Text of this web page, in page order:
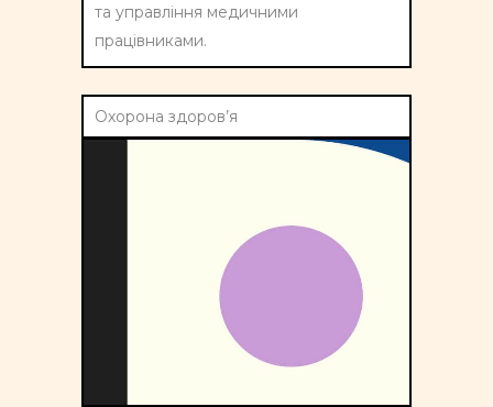
та управління медичними
працівниками.
Охорона здоров’я